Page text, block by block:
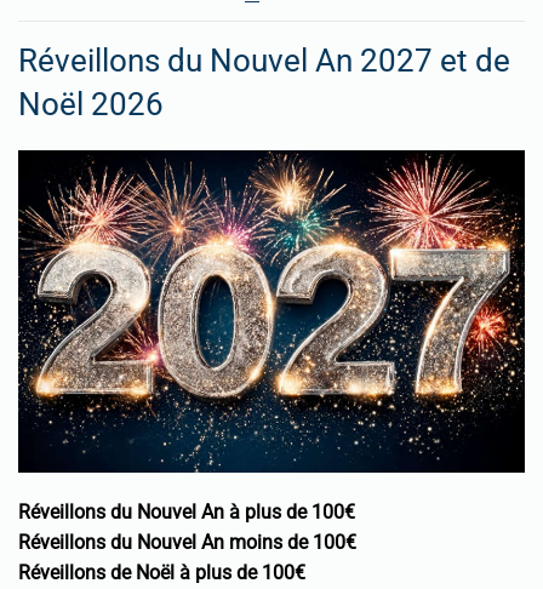
Réveillons du Nouvel An 2027 et de
Noël 2026
Réveillons du Nouvel An à plus de 100€
Réveillons du Nouvel An moins de 100€
Réveillons de Noël à plus de 100€